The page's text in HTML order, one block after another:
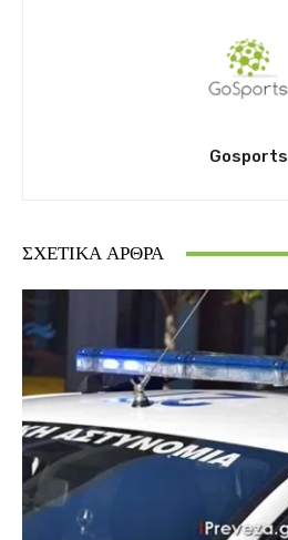
Gosports
ΣΧΕΤΙΚΆ ΆΡΘΡΑ